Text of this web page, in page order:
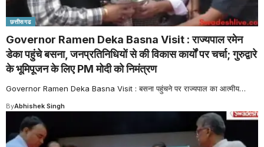
छत्तीसगढ
Governor Ramen Deka Basna Visit : राज्यपाल रमेन
डेका पहुंचे बसना, जनप्रतिनिधियों से की विकास कार्यों पर चर्चा; गुरुद्वारे
के भूमिपूजन के लिए PM मोदी को निमंत्रण
Governor Ramen Deka Basna Visit : बसना पहुंचने पर राज्यपाल का आत्मीय…
ByAbhishek Singh